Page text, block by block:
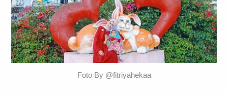
Foto By @fitriyahekaa